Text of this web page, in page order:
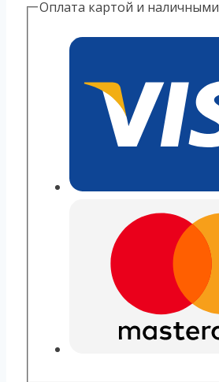
Оплата картой и наличными